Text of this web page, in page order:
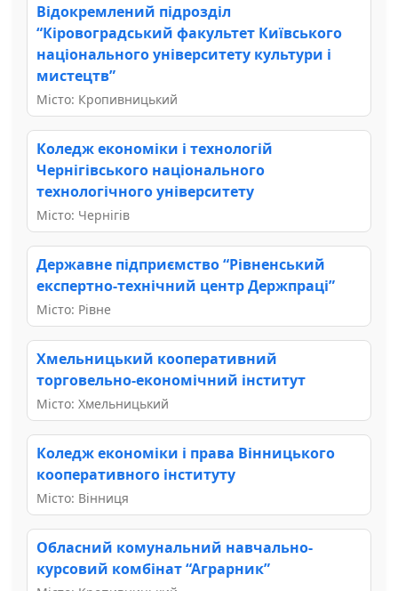
Відокремлений підрозділ
“Кіровоградський факультет Київського
національного університету культури і
мистецтв”
Місто: Кропивницький
Коледж економіки і технологій
Чернігівського національного
технологічного університету
Місто: Чернігів
Державне підприємство “Рівненський
експертно-технічний центр Держпраці”
Місто: Рівне
Хмельницький кооперативний
торговельно-економічний інститут
Місто: Хмельницький
Коледж економіки і права Вінницького
кооперативного інституту
Місто: Вінниця
Обласний комунальний навчально-
курсовий комбінат “Аграрник”